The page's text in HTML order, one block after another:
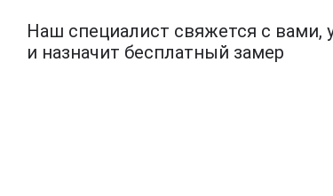
Наш специалист свяжется с вами,
и назначит бесплатный замер